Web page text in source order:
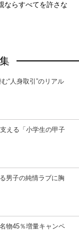
ならすべてを許さな
“人身取引”のリアル
える「小学生の甲子
男子の純情ラブに胸
物45％増量キャンペ